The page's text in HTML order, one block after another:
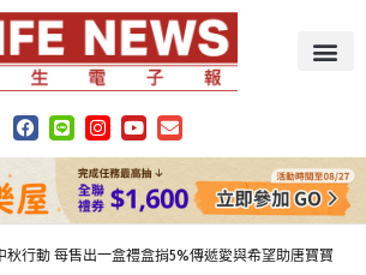
秋行動 每售出一盒禮盒捐5%傳遞愛與希望助唐寶寶